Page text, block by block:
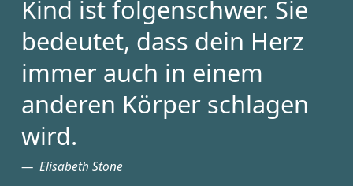
Kind ist folgenschwer. Sie
bedeutet, dass dein Herz
immer auch in einem
anderen Körper schlagen
wird.
Elisabeth Stone